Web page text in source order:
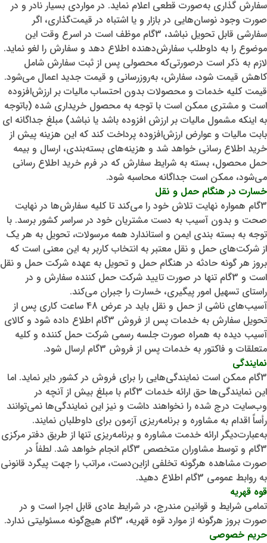
سفارش گذاری به‌صورت قطعی اعلام نماید. در مواردی بسیار نادر و در
صورت وجود نوسان‌هایی در بازار و یا اشتباه در قیمت‌گذاری، اگر
سفارشی قابل تحویل نباشد، 3گام موظف است در اسرع وقت این
موضوع را به داوطلب سفارش‌دهنده اطلاع دهد و سفارش را لغو نماید.
لازم به ذکر است درصورتی‌که محصولی پس از ثبت سفارش شامل
کاهش قیمت شود، سفارش، به‌روزرسانی و قیمت جدید اعمال می‌شود.
قیمت کلیه خدمات و محصولات بدون احتساب مالیات بر ارزش‌افزوده
است و مشتری ممکن است با توجه به محصول خریداری شده (باتوجه
به اینکه مشمول مالیات بر ارزش افزوده باشد یا نباشد) مبلغ جداگانه ‌ای
بابت مالیات و عوارض ارزش‌افزوده پرداخت ‌کند که این هزینه پیش از
خرید اطلاع رسانی خواهد شد و هزینه‌های بسته‌بندی، ارسال و بیمه
حمل محصول، بسته به شرایط سفارش که در فرم خرید اطلاع ‌رسانی
می‌شود، ممکن است جداگانه محاسبه شود.
خسارت در هنگام حمل و نقل
3گام همواره نهایت تلاش خود را می‏‌کند تا کلیه سفارش‏‌ها در نهایت
صحت و بدون آسیب به دست مشتریان خود در سراسر کشور برسد. با
توجه به بسته بندی ایمن و استاندارد همه مرسولات، تحویل به هر یک
از شرکت‌‏های حمل و نقل معتبر به انتخاب کاربر به این معنی است که
بروز هر گونه حادثه در هنگام حمل و تحویل به عهده شرکت حمل و نقل
است و 3گام تنها در صورت تایید شرکت حمل کننده سفارش و در
راستای تسهیل امور پیگیری، خسارت را جبران می‌‏کند.
آسیب‏‌های ناشی از حمل و نقل باید در عرض 48 ساعت کاری پس از
تحویل سفارش به خدمات پس از فروش 3گام اطلاع داده شود و کالای
آسیب دیده به همراه صورت جلسه رسمی شرکت حمل کننده و کلیه
متعلقات و فاکتور به خدمات پس از فروش 3گام ارسال شود.
نمایندگی
3گام ممکن است نمایندگی‌هایی را برای فروش در کشور دایر نماید. اما
این نمایندگی‌ها حق ارائه خدمات 3گام با مبلغ بیش از آنچه در
وب‌سایت درج شده را نخواهند داشت و نیز این نمایندگی‌ها نمی‌توانند
رأساً اقدام به مشاوره و برنامه‌ریزی آزمون برای داوطلبان نمایند.
به‌عبارت‌دیگر ارائه خدمت مشاوره و برنامه‌ریزی تنها از طریق دفتر مرکزی
3گام و توسط مشاوران متخصص 3گام انجام خواهد شد. لطفاً در
صورت مشاهده هرگونه تخلفی ازاین‌دست، مراتب را جهت پیگرد قانونی
به روابط عمومی 3گام اطلاع دهید.
قوه قهریه
تمامی شرایط و قوانین مندرج، در شرایط عادی قابل اجرا است و در
صورت بروز هرگونه از موارد قوه قهریه، 3گام هیچ‌گونه مسئولیتی ندارد.
حریم خصوصی